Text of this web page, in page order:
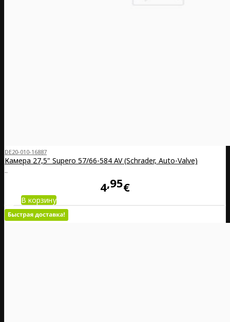
DE20-010-16887
Камера 27,5" Supero 57/66-584 AV (Schrader, Auto-Valve)
..
4 95€
В корзину